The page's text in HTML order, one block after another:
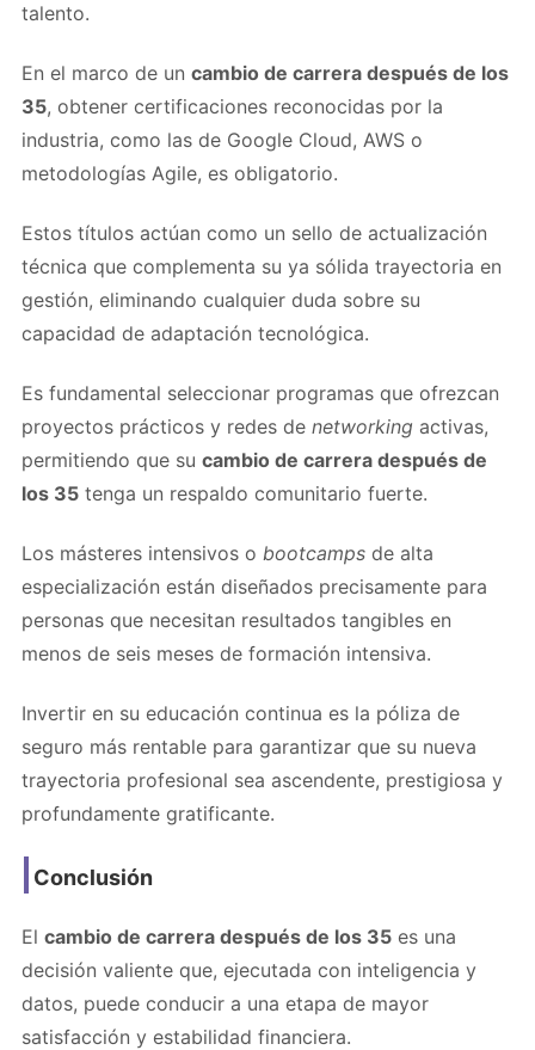
talento.
En el marco de un cambio de carrera después de los
35, obtener certificaciones reconocidas por la
industria, como las de Google Cloud, AWS o
metodologías Agile, es obligatorio.
Estos títulos actúan como un sello de actualización
técnica que complementa su ya sólida trayectoria en
gestión, eliminando cualquier duda sobre su
capacidad de adaptación tecnológica.
Es fundamental seleccionar programas que ofrezcan
proyectos prácticos y redes de networking activas,
permitiendo que su cambio de carrera después de
los 35 tenga un respaldo comunitario fuerte.
Los másteres intensivos o bootcamps de alta
especialización están diseñados precisamente para
personas que necesitan resultados tangibles en
menos de seis meses de formación intensiva.
Invertir en su educación continua es la póliza de
seguro más rentable para garantizar que su nueva
trayectoria profesional sea ascendente, prestigiosa y
profundamente gratificante.
Conclusión
El cambio de carrera después de los 35 es una
decisión valiente que, ejecutada con inteligencia y
datos, puede conducir a una etapa de mayor
satisfacción y estabilidad financiera.